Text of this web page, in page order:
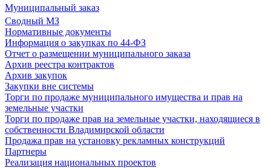
Муниципальный заказ
Сводный МЗ
Нормативные документы
Информация о закупках по 44-ФЗ
Отчет о размещении муниципального заказа
Архив реестра контрактов
Архив закупок
Закупки вне системы
Торги по продаже муниципального имущества и прав на
земельные участки
Торги по продаже прав на земельные участки, находящиеся в
собственности Владимирской области
Продажа прав на установку рекламных конструкций
Партнеры
Реализация национальных проектов